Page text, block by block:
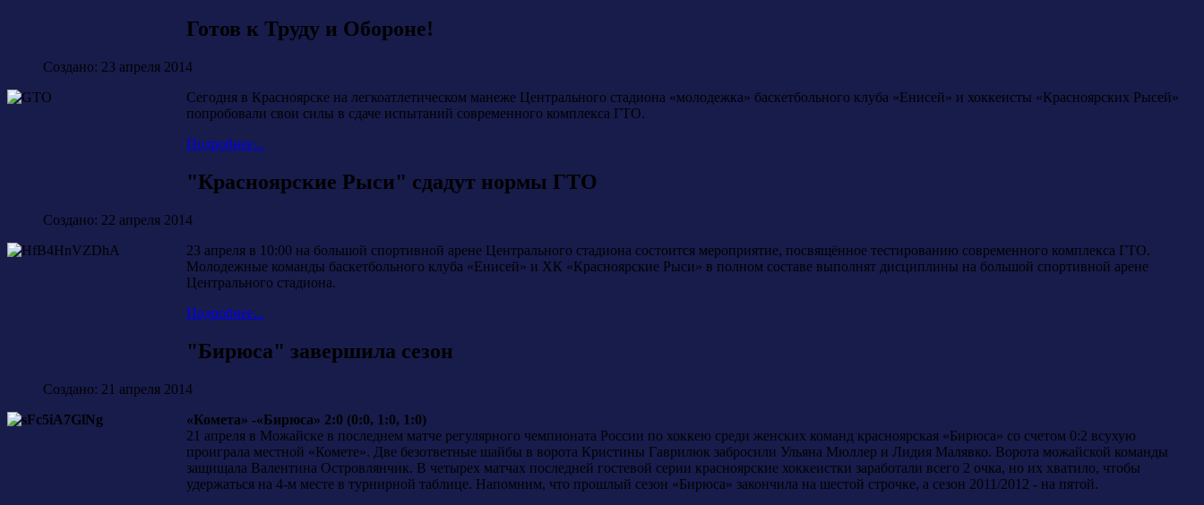
Готов к Труду и Обороне!
Создано: 23 апреля 2014
Сегодня в Красноярске на легкоатлетическом манеже Центрального стадиона «молодежка» баскетбольного клуба «Енисей» и хоккеисты «Красноярских Рысей»
попробовали свои силы в сдаче испытаний современного комплекса ГТО.
Подробнее...
"Красноярские Рыси" сдадут нормы ГТО
Создано: 22 апреля 2014
23 апреля в 10:00 на большой спортивной арене Центрального стадиона состоится мероприятие, посвящённое тестированию современного комплекса ГТО.
Молодежные команды баскетбольного клуба «Енисей» и ХК «Красноярские Рыси» в полном составе выполнят дисциплины на большой спортивной арене
Центрального стадиона.
Подробнее...
"Бирюса" завершила сезон
Создано: 21 апреля 2014
«Комета» -«Бирюса» 2:0 (0:0, 1:0, 1:0)
21 апреля в Можайске в последнем матче регулярного чемпионата России по хоккею среди женских команд красноярская «Бирюса» со счетом 0:2 всухую
проиграла местной «Комете». Две безответные шайбы в ворота Кристины Гаврилюк забросили Ульяна Мюллер и Лидия Малявко. Ворота можайской команды
защищала Валентина Островлянчик. В четырех матчах последней гостевой серии красноярские хоккеистки заработали всего 2 очка, но их хватило, чтобы
удержаться на 4-м месте в турнирной таблице. Напомним, что прошлый сезон «Бирюса» закончила на шестой строчке, а сезон 2011/2012 - на пятой.